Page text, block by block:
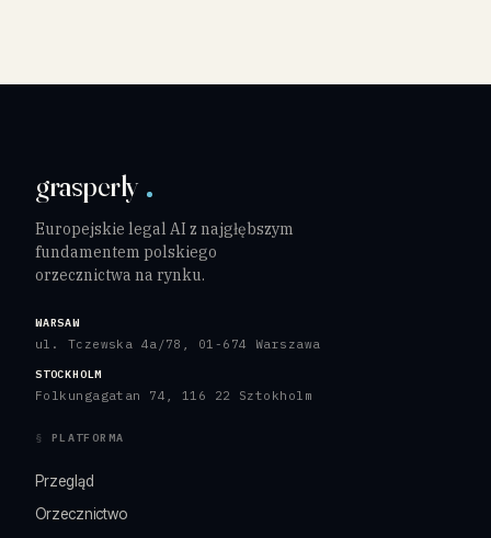
grasperly
Europejskie legal AI z najgłębszym
fundamentem polskiego
orzecznictwa na rynku.
WARSAW
ul. Tczewska 4a/78, 01-674 Warszawa
STOCKHOLM
Folkungagatan 74, 116 22 Sztokholm
PLATFORMA
Przegląd
Orzecznictwo